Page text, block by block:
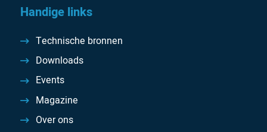
Handige links
Technische bronnen
Downloads
Events
Magazine
Over ons